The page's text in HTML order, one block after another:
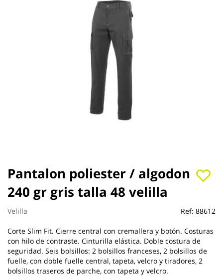
Pantalon poliester / algodon
240 gr gris talla 48 velilla
Velilla Ref: 88612
Corte Slim Fit. Cierre central con cremallera y botón. Costuras
con hilo de contraste. Cinturilla elástica. Doble costura de
seguridad. Seis bolsillos: 2 bolsillos franceses, 2 bolsillos de
fuelle, con doble fuelle central, tapeta, velcro y tiradores, 2
bolsillos traseros de parche, con tapeta y velcro.
Saltar
al
comienzo
de
la
de
imágenes